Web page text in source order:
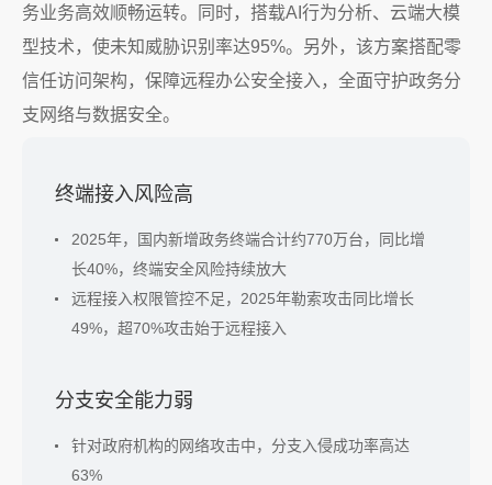
务业务高效顺畅运转。同时，搭载AI行为分析、云端大模
型技术，使未知威胁识别率达95%。另外，该方案搭配零
信任访问架构，保障远程办公安全接入，全面守护政务分
支网络与数据安全。
终端接入风险高
2025年，国内新增政务终端合计约770万台，同比增
长40%，终端安全风险持续放大
远程接入权限管控不足，2025年勒索攻击同比增长
49%，超70%攻击始于远程接入
分支安全能力弱
针对政府机构的网络攻击中，分支入侵成功率高达
63%